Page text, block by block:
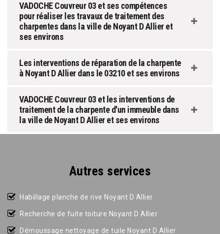
VADOCHE Couvreur 03 et ses compétences
pour réaliser les travaux de traitement des
charpentes dans la ville de Noyant D Allier et
ses environs
Les interventions de réparation de la charpente
à Noyant D Allier dans le 03210 et ses environs
VADOCHE Couvreur 03 et les interventions de
traitement de la charpente d'un immeuble dans
la ville de Noyant D Allier et ses environs
Autres services
Habillage planche de rive Noyant D Allier
Recherche de fuite toiture Noyant D Allier
Démoussage nettoyage de tuile Noyant D Allier